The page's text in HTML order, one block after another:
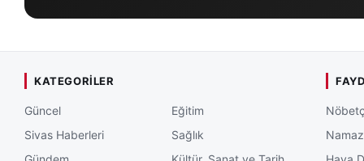
BAĞIMLILIKLA
ÇALIŞMALARI
Bağımlılıkla
yükümlülerin
KATEGORILER
Güncel
Sivas Haberleri
Eğitim
Sağlık